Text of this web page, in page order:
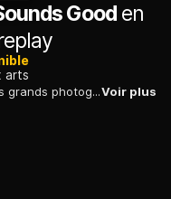
Gooden
arts
Portrait sensible d'Elliott Erwitt, l'un des grands photographes du XXe siècle, dont l'appétit de travail et de découverte demeure insatiable à 91 ans.Voir plus